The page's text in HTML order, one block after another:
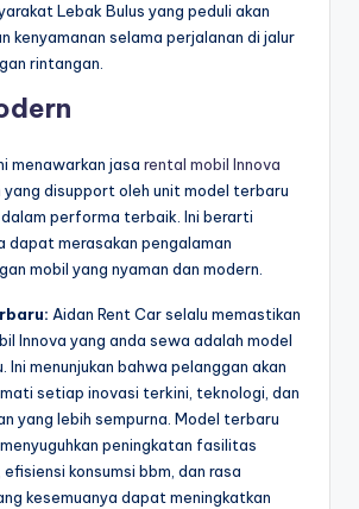
Lebak Bulus yang peduli akan
kenyamanan selama perjalanan di jalur
rintangan.
menawarkan jasa rental mobil Innova
yang disupport oleh unit model terbaru
performa terbaik. Ini berarti
dapat merasakan pengalaman
mobil yang nyaman dan modern.
Aidan Rent Car selalu memastikan
Innova yang anda sewa adalah model
Ini menunjukan bahwa pelanggan akan
setiap inovasi terkini, teknologi, dan
yang lebih sempurna. Model terbaru
peningkatan fasilitas
efisiensi konsumsi bbm, dan rasa
kesemuanya dapat meningkatkan